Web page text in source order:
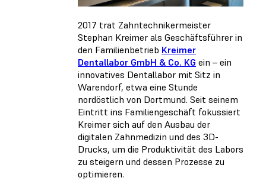
2017 trat Zahntechnikermeister
Stephan Kreimer als Geschäftsführer in
den Familienbetrieb Kreimer
Dentallabor GmbH & Co. KG ein – ein
innovatives Dentallabor mit Sitz in
Warendorf, etwa eine Stunde
nordöstlich von Dortmund. Seit seinem
Eintritt ins Familiengeschäft fokussiert
Kreimer sich auf den Ausbau der
digitalen Zahnmedizin und des 3D-
Drucks, um die Produktivität des Labors
zu steigern und dessen Prozesse zu
optimieren.